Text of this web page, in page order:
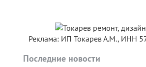
Реклама: ИП Токарев А.М., ИНН
Последние новости